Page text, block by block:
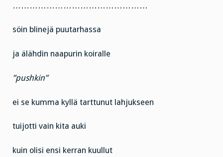
…………………………………………
söin blinejä puutarhassa
ja älähdin naapurin koiralle
”pushkin”
ei se kumma kyllä tarttunut lahjukseen
tuijotti vain kita auki
kuin olisi ensi kerran kuullut